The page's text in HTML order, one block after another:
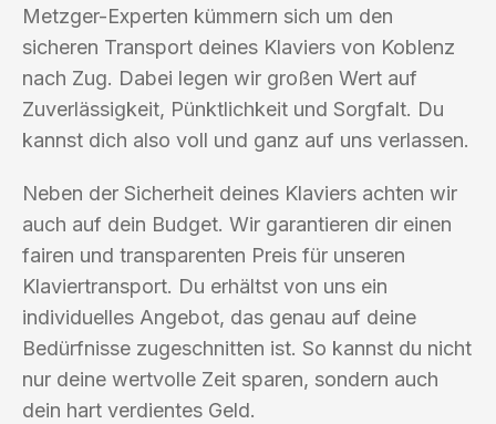
Metzger-Experten kümmern sich um den
sicheren Transport deines Klaviers von Koblenz
nach Zug. Dabei legen wir großen Wert auf
Zuverlässigkeit, Pünktlichkeit und Sorgfalt. Du
kannst dich also voll und ganz auf uns verlassen.
Neben der Sicherheit deines Klaviers achten wir
auch auf dein Budget. Wir garantieren dir einen
fairen und transparenten Preis für unseren
Klaviertransport. Du erhältst von uns ein
individuelles Angebot, das genau auf deine
Bedürfnisse zugeschnitten ist. So kannst du nicht
nur deine wertvolle Zeit sparen, sondern auch
dein hart verdientes Geld.